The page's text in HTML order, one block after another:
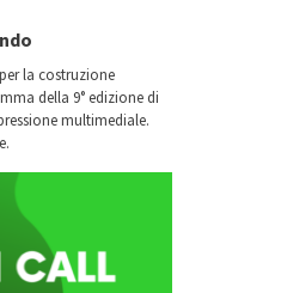
la costruzione
della 9° edizione di
multimediale.